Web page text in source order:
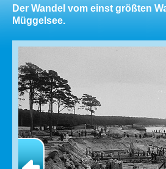
Der Wandel vom einst größten
Müggelsee.